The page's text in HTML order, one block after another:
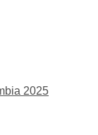
2025